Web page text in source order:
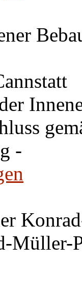
-
Müller-